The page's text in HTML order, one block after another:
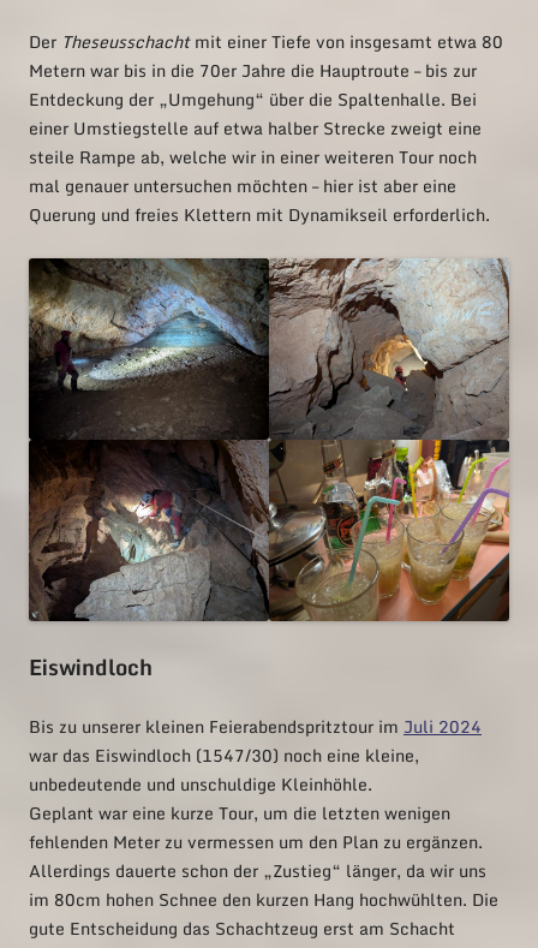
Der Theseusschachtmit einer Tiefe von insgesamt etwa 80
Metern war bis in die 70er Jahre die Hauptroute – bis zur
Entdeckung der „Umgehung“ über die Spaltenhalle. Bei
einer Umstiegstelle auf etwa halber Strecke zweigt eine
steile Rampe ab, welche wir in einer weiteren Tour noch
mal genauer untersuchen möchten – hier ist aber eine
Querung und freies Klettern mit Dynamikseil erforderlich.
Eiswindloch
Bis zu unserer kleinen Feierabendspritztour im Juli 2024
war das Eiswindloch (1547/30) noch eine kleine,
unbedeutende und unschuldige Kleinhöhle.
Geplant war eine kurze Tour, um die letzten wenigen
fehlenden Meter zu vermessen um den Plan zu ergänzen.
Allerdings dauerte schon der „Zustieg“ länger, da wir uns
im 80cm hohen Schnee den kurzen Hang hochwühlten. Die
gute Entscheidung das Schachtzeug erst am Schacht